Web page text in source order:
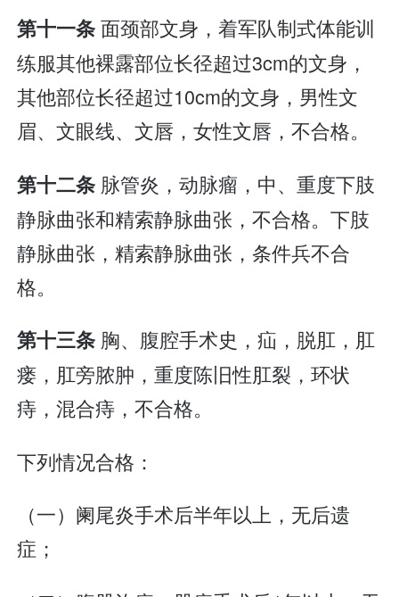
第十一条面颈部文身，着军队制式体能训
练服其他裸露部位长径超过3cm的文身，
其他部位长径超过10cm的文身，男性文
眉、文眼线、文唇，女性文唇，不合格。
第十二条 脉管炎，动脉瘤，中、重度下肢
静脉曲张和精索静脉曲张，不合格。下肢
静脉曲张，精索静脉曲张，条件兵不合
格。
第十三条 胸、腹腔手术史，疝，脱肛，肛
瘘，肛旁脓肿，重度陈旧性肛裂，环状
痔，混合痔，不合格。
下列情况合格：
（一）阑尾炎手术后半年以上，无后遗
症；